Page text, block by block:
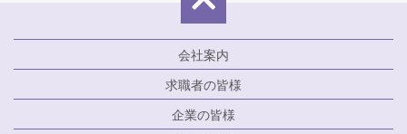
会社案内
求職者の皆様
企業の皆様